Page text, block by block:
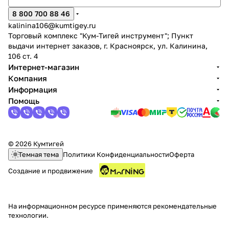
8 800 700 88 46
kalinina106@kumtigey.ru
Торговый комплекс "Кум-Тигей инструмент"; Пункт
выдачи интернет заказов, г. Красноярск, ул. Калинина,
106 ст. 4
Интернет-магазин
Компания
Информация
Помощь
© 2026 Кумтигей
Темная тема Политики КонфиденциальностиОферта
Создание и продвижение
На информационном ресурсе применяются рекомендательные
технологии.